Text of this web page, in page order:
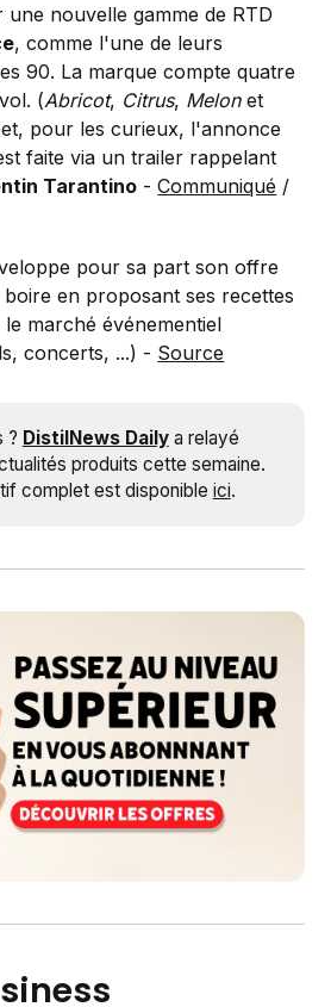
nouvelle gamme de RTD
, comme l'une de leurs
90. La marque compte quatre
(Abricot, Citrus, Melonet
pour les curieux, l'annonce
faite via un trailer rappelant
Tarantino -Communiqué /
pour sa part son offre
en proposant ses recettes
marché événementiel
concerts, ...) - Source
? DistilNews Dailya relayé
produits cette semaine.
complet est disponible ici.